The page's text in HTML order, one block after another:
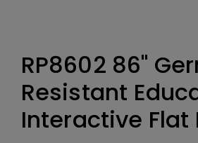
RP8602 86"
Resistant
Interactive Flat